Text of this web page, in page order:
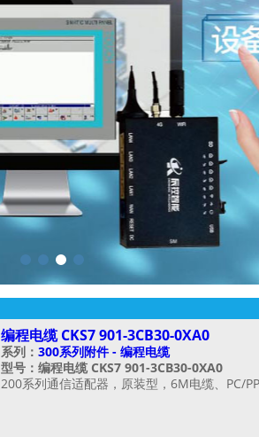
编程电缆 CKS7 901-3CB30-0XA0
系列： 300系列附件 - 编程电缆
型号：编程电缆 CKS7 901-3CB30-0XA0
200系列通信适配器，原装型，6M电缆、PC/